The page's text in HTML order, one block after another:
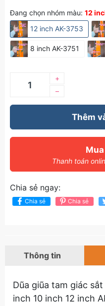
Đang chọn nhóm màu: 12
12 inch AK-3753
8 inch AK-3751
–
+
Thêm
Thanh toán
Chia sẻ ngay:
Chia sẻ Chia sẻ
Thông tin
Dũa giũa tam giác
inch 10 inch 12 inch